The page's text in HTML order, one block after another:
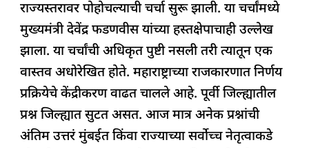
राज्यस्तरावर पोहोचल्याची चर्चा सुरू झाली. या चर्चांमध्ये
मुख्यमंत्री देवेंद्र फडणवीस यांच्या हस्तक्षेपाचाही उल्लेख
झाला. या चर्चांची अधिकृत पुष्टी नसली तरी त्यातून एक
वास्तव अधोरेखित होते. महाराष्ट्राच्या राजकारणात निर्णय
प्रक्रियेचे केंद्रीकरण वाढत चालले आहे. पूर्वी जिल्ह्यातील
प्रश्न जिल्ह्यात सुटत असत. आज मात्र अनेक प्रश्नांची
अंतिम उत्तरं मुंबईत किंवा राज्याच्या सर्वोच्च नेतृत्वाकडे